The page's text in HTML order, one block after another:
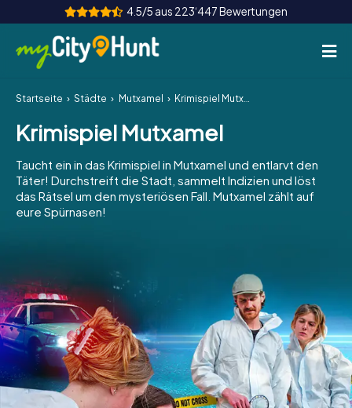
4.5/5 aus 223‘447 Bewertungen
So funktioniert's
Städte
Touren
Teamevent
INT AT
ES
IE
IT
NL
Tickets buchen
Startseite Städte Mutxamel Krimispiel Mutxamel
Krimispiel Mutxamel
Taucht ein in das Krimispiel in Mutxamel und entlarvt den
Täter! Durchstreift die Stadt, sammelt Indizien und löst
das Rätsel um den mysteriösen Fall. Mutxamel zählt auf
eure Spürnasen!